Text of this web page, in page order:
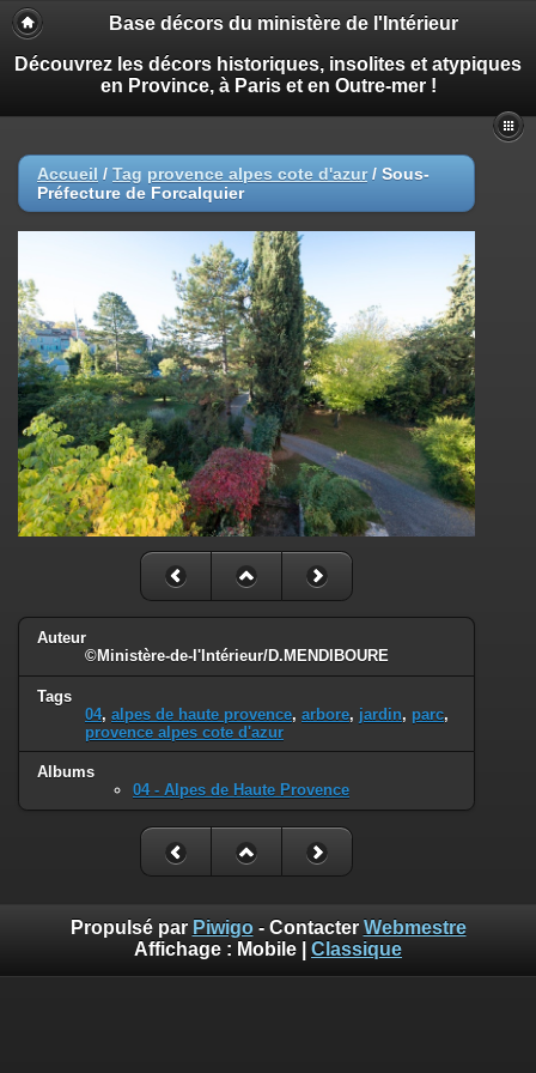
Base décors du ministère de l'Intérieur
Découvrez les décors historiques, insolites et atypiques
en Province, à Paris et en Outre-mer !
Accueil / Tag provence alpes cote d'azur/ Sous-
Préfecture de Forcalquier
Auteur
©Ministère-de-l'Intérieur/D.MENDIBOURE
Tags
04, alpes de haute provence, arbore, jardin, parc,
provence alpes cote d'azur
Albums
04 - Alpes de Haute Provence
Propulsé par Piwigo- Contacter Webmestre
Affichage : Mobile Classique